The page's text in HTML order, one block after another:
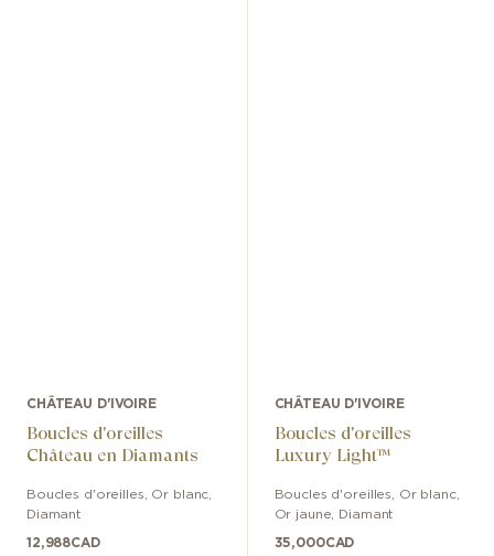
CHÂTEAU D'IVOIRE
Boucles d'oreilles
Château en Diamants
Boucles d'oreilles Or blanc
Diamant
12,988CAD
CHÂTEAU D'IVOIRE
Boucles d'oreilles
Luxury Light™
Boucles d'oreilles
Or blanc,
Or jaune
Diamant
35,000CAD